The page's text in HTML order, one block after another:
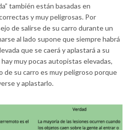
también están basadas en
y muy peligrosas. Por
de salirse de su carro durante un
al lado supone que siempre habrá
que se caerá y aplastará a su
muy pocas autopistas elevadas,
de su carro es muy peligroso porque
y aplastarlo.